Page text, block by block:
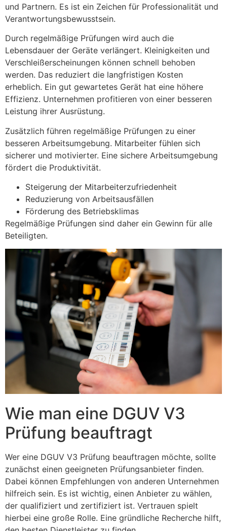
und Partnern. Es ist ein Zeichen für Professionalität und
Verantwortungsbewusstsein.
Durch regelmäßige Prüfungen wird auch die
Lebensdauer der Geräte verlängert. Kleinigkeiten und
Verschleißerscheinungen können schnell behoben
werden. Das reduziert die langfristigen Kosten
erheblich. Ein gut gewartetes Gerät hat eine höhere
Effizienz. Unternehmen profitieren von einer besseren
Leistung ihrer Ausrüstung.
Zusätzlich führen regelmäßige Prüfungen zu einer
besseren Arbeitsumgebung. Mitarbeiter fühlen sich
sicherer und motivierter. Eine sichere Arbeitsumgebung
fördert die Produktivität.
Steigerung der Mitarbeiterzufriedenheit
Reduzierung von Arbeitsausfällen
Förderung des Betriebsklimas
Regelmäßige Prüfungen sind daher ein Gewinn für alle
Beteiligten.
Wie man eine DGUV V3
Prüfung beauftragt
Wer eine DGUV V3 Prüfung beauftragen möchte, sollte
zunächst einen geeigneten Prüfungsanbieter finden.
Dabei können Empfehlungen von anderen Unternehmen
hilfreich sein. Es ist wichtig, einen Anbieter zu wählen,
der qualifiziert und zertifiziert ist. Vertrauen spielt
hierbei eine große Rolle. Eine gründliche Recherche hilft,